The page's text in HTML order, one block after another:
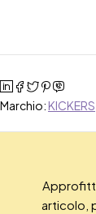
Marchio: KICKERS
articolo,